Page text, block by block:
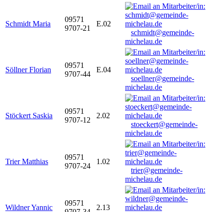
Schmidt Maria
09571
9707-21
E.02
schmidt@gemeinde-
michelau.de
Söllner Florian
09571
9707-44
E.04
soellner@gemeinde-
michelau.de
Stöckert Saskia
09571
9707-12
2.02
stoeckert@gemeinde-
michelau.de
Trier Matthias
09571
9707-24
1.02
trier@gemeinde-
michelau.de
Wildner Yannic
09571
2.13